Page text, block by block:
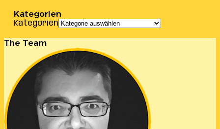
Kategorien
Kategorien
The Team